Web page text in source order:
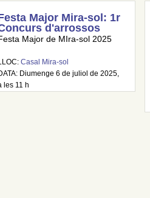
Major Mira-sol: 1r
d'arrossos
Major de MIra-sol 2025
Casal Mira-sol
Diumenge 6 de juliol de 2025,
les 11 h